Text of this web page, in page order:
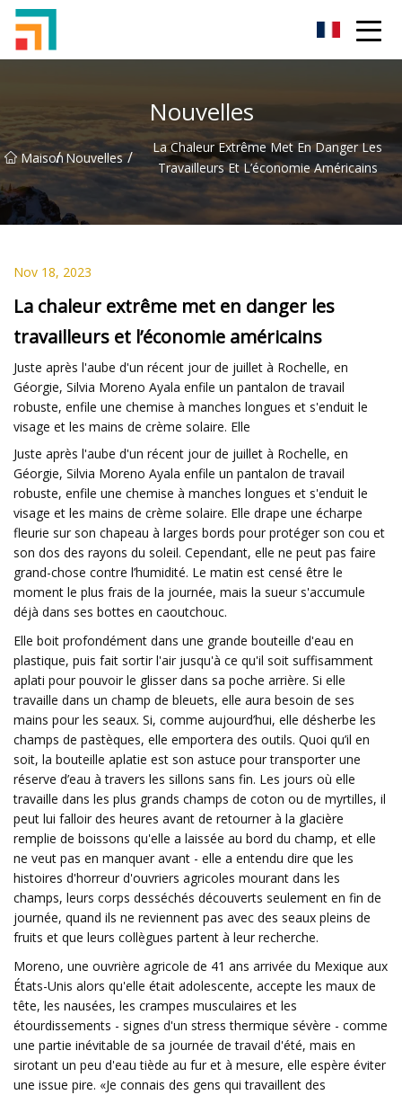
Nouvelles
Maison
/ Nouvelles /
La Chaleur Extrême Met En Danger Les
Travailleurs Et L’économie Américains
Nov 18, 2023
La chaleur extrême met en danger les
travailleurs et l’économie américains
Juste après l'aube d'un récent jour de juillet à Rochelle, en
Géorgie, Silvia Moreno Ayala enfile un pantalon de travail
robuste, enfile une chemise à manches longues et s'enduit le
visage et les mains de crème solaire. Elle
Juste après l'aube d'un récent jour de juillet à Rochelle, en
Géorgie, Silvia Moreno Ayala enfile un pantalon de travail
robuste, enfile une chemise à manches longues et s'enduit le
visage et les mains de crème solaire. Elle drape une écharpe
fleurie sur son chapeau à larges bords pour protéger son cou et
son dos des rayons du soleil. Cependant, elle ne peut pas faire
grand-chose contre l’humidité. Le matin est censé être le
moment le plus frais de la journée, mais la sueur s'accumule
déjà dans ses bottes en caoutchouc.
Elle boit profondément dans une grande bouteille d'eau en
plastique, puis fait sortir l'air jusqu'à ce qu'il soit suffisamment
aplati pour pouvoir le glisser dans sa poche arrière. Si elle
travaille dans un champ de bleuets, elle aura besoin de ses
mains pour les seaux. Si, comme aujourd’hui, elle désherbe les
champs de pastèques, elle emportera des outils. Quoi qu’il en
soit, la bouteille aplatie est son astuce pour transporter une
réserve d’eau à travers les sillons sans fin. Les jours où elle
travaille dans les plus grands champs de coton ou de myrtilles, il
peut lui falloir des heures avant de retourner à la glacière
remplie de boissons qu'elle a laissée au bord du champ, et elle
ne veut pas en manquer avant - elle a entendu dire que les
histoires d'horreur d'ouvriers agricoles mourant dans les
champs, leurs corps desséchés découverts seulement en fin de
journée, quand ils ne reviennent pas avec des seaux pleins de
fruits et que leurs collègues partent à leur recherche.
Moreno, une ouvrière agricole de 41 ans arrivée du Mexique aux
États-Unis alors qu'elle était adolescente, accepte les maux de
tête, les nausées, les crampes musculaires et les
étourdissements - signes d'un stress thermique sévère - comme
une partie inévitable de sa journée de travail d'été, mais en
sirotant un peu d'eau tiède au fur et à mesure, elle espère éviter
une issue pire. «Je connais des gens qui travaillent des